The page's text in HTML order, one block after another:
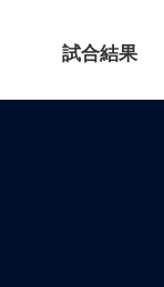
試合結果